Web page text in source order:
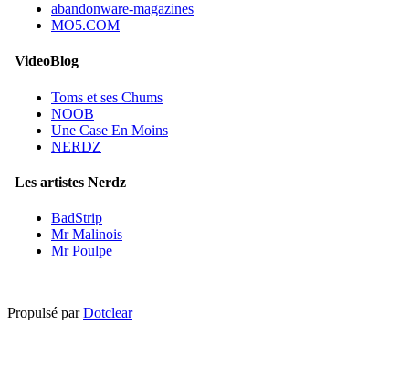
abandonware-magazines
MO5.COM
VideoBlog
Toms et ses Chums
NOOB
Une Case En Moins
NERDZ
Les artistes Nerdz
BadStrip
Mr Malinois
Mr Poulpe
Propulsé parDotclear